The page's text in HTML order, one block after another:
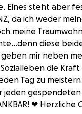
Eines steht aber
da ich weder
meine
diese
mir neben
die Kraft
Tag zu
jeden gespendeten
❤ Herzliche
Schicksal kommt